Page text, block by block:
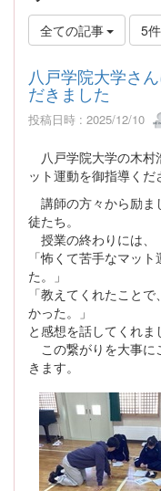
全ての記事 5件
八戸学院大学さ
だきました
投稿日時 : 2025/12/10
八戸学院大学の木村
ット運動を御指導くだ
講師の方々から励ま
徒たち。
授業の終わりには、
「怖くて苦手なマッ
た。」
「教えてくれたこと
かった。」
と感想を話してくれま
この繋がりを大事に
きます。